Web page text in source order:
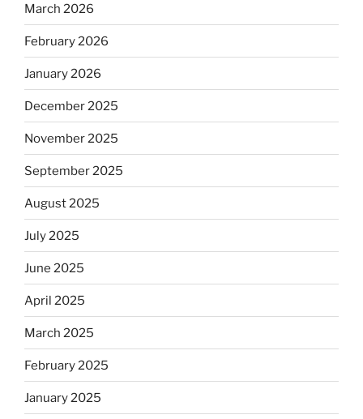
March 2026
February 2026
January 2026
December 2025
November 2025
September 2025
August 2025
July 2025
June 2025
April 2025
March 2025
February 2025
January 2025